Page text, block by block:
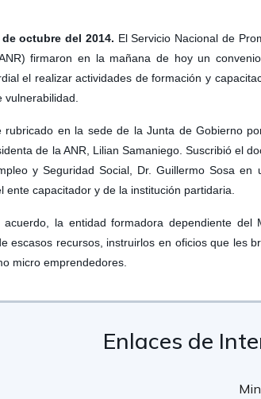
octubre del 2014. El Servicio Nacional de
firmaron en la mañana de hoy un
el realizar actividades de formación y
rubricado en la sede de la Junta de Gobierno
de la ANR, Lilian Samaniego. Suscribió el
y Seguridad Social, Dr. Guillermo Sosa
ente capacitador y de la institución partidaria.
acuerdo, la entidad formadora dependiente
escasos recursos, instruirlos en oficios que les
micro emprendedores.
Enlaces de